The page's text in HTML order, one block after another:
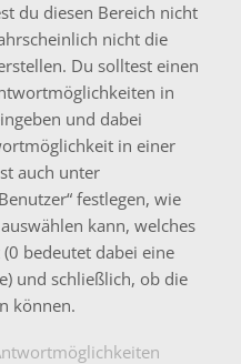
du diesen Bereich nicht
nicht die
Du solltest einen
in
und dabei
in einer
auch unter
festlegen, wie
kann, welches
bedeutet dabei eine
und schließlich, ob die
können.